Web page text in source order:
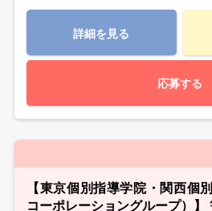
詳細を見る
応募する
【東京個別指導学院・関西個
コーポレーショングループ）】